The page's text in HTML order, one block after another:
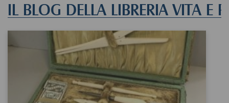
IL BLOG DELLA LIBRERIA VITA E